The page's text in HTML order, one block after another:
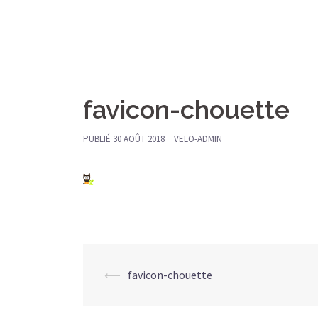
favicon-chouette
PUBLIÉ 30 AOÛT 2018 VELO-ADMIN
Navigation
⟵ favicon-chouette